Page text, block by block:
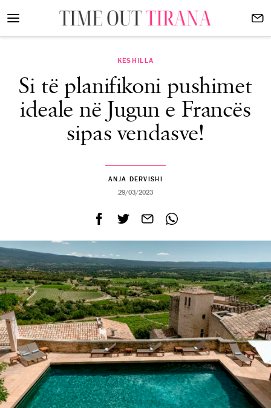
KËSHILLA
Si të planifikoni pushimet
ideale në Jugun e Francës
sipas vendasve!
ANJA DERVISHI
29/03/2023